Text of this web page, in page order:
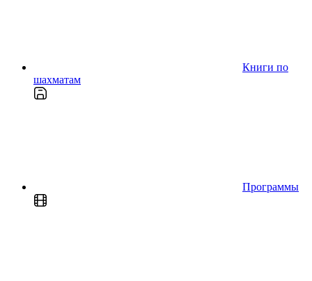
Книги по
шахматам
Программы